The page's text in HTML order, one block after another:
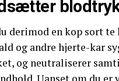
derimod en kop sort
og andre hjerte-kar
og neutraliserer